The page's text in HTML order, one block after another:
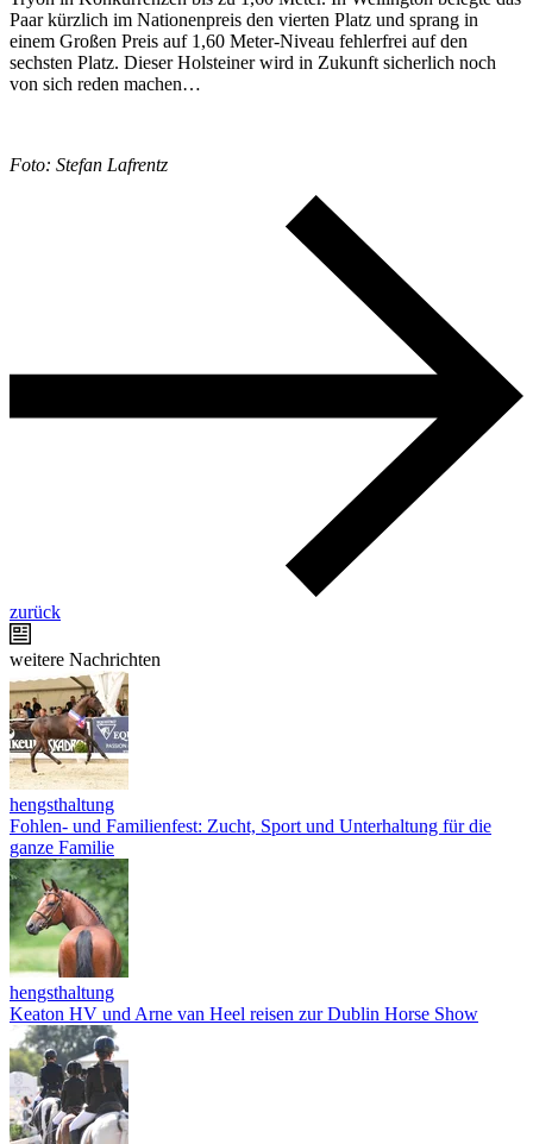
Paar kürzlich im Nationenpreis den vierten Platz und sprang in
einem Großen Preis auf 1,60 Meter-Niveau fehlerfrei auf den
sechsten Platz. Dieser Holsteiner wird in Zukunft sicherlich noch
von sich reden machen…
Foto: Stefan Lafrentz
zurück
weitere Nachrichten
hengsthaltung
Fohlen- und Familienfest: Zucht, Sport und Unterhaltung für die
ganze Familie
hengsthaltung
Keaton HV und Arne van Heel reisen zur Dublin Horse Show